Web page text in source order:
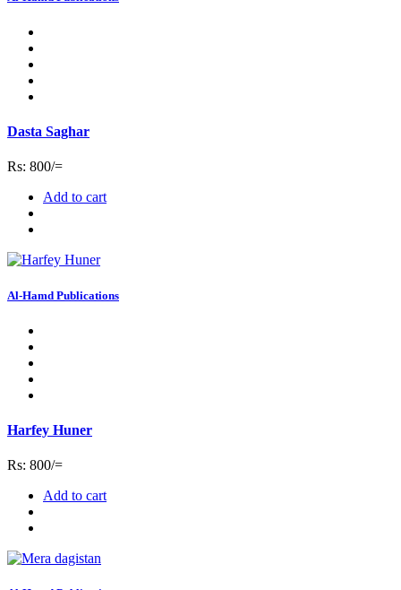
Dasta Saghar
Rs: 800/=
Add to cart
Al-Hamd Publications
Harfey Huner
Rs: 800/=
Add to cart